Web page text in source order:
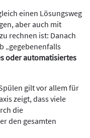
einen Lösungsweg
aber auch mit
rechnen ist: Danach
„gegebenenfalls
oder automatisiertes
gilt vor allem für
zeigt, dass viele
die
den gesamten